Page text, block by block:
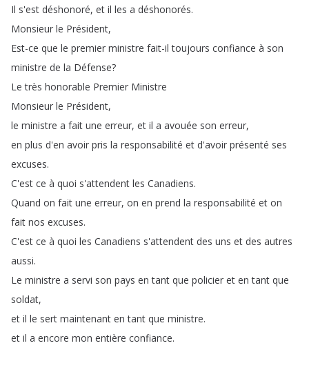
Il s'est déshonoré, et il les a déshonorés.
Monsieur le Président,
Est-ce que le premier ministre fait-il toujours confiance à son
ministre de la Défense?
Le très honorable Premier Ministre
Monsieur le Président,
le ministre a fait une erreur, et il a avouée son erreur,
en plus d'en avoir pris la responsabilité et d'avoir présenté ses
excuses.
C'est ce à quoi s'attendent les Canadiens.
Quand on fait une erreur, on en prend la responsabilité et on
fait nos excuses.
C'est ce à quoi les Canadiens s'attendent des uns et des autres
aussi.
Le ministre a servi son pays en tant que policier et en tant que
soldat,
et il le sert maintenant en tant que ministre.
et il a encore mon entière confiance.